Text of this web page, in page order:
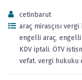
cetinbarut
araç mirasçısı
engelli araç, engelli
KDV iptali, ÖTV
vefat, vergi hukuku